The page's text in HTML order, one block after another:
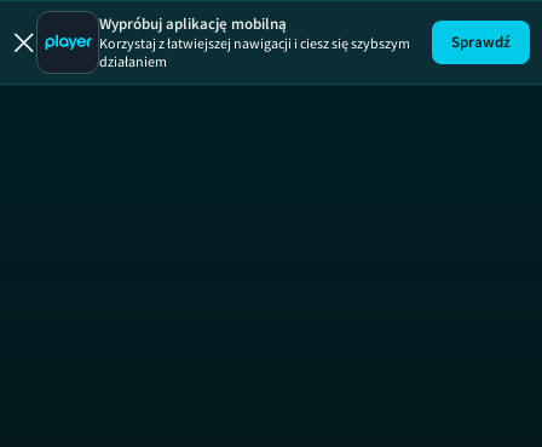
Mam Talent!
Wypróbuj aplikację mobilną
Korzystaj z łatwiejszej nawigacji i ciesz się szybszym
działaniem
Sprawdź